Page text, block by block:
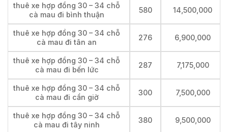
thuê xe hợp đồng 30 – 34 chỗ
cà mau đi bình thuận
580 14,500,000
thuê xe hợp đồng 30 – 34 chỗ
cà mau đi tân an
276 6,900,000
thuê xe hợp đồng 30 – 34 chỗ
cà mau đi bến lức
287 7,175,000
thuê xe hợp đồng 30 – 34 chỗ
cà mau đi cần giờ
300 7,500,000
thuê xe hợp đồng 30 – 34 chỗ
cà mau đi tây ninh
380 9,500,000